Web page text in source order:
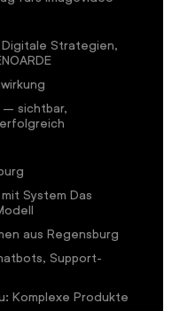
Strategien,
– sichtbar,
System Das
aus Regensburg
Support-
Komplexe Produkte